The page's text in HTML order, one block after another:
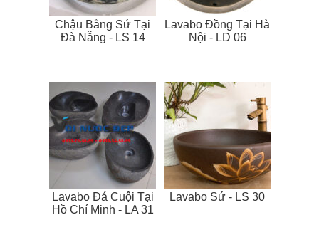
Chậu Bằng Sứ Tại
Đà Nẵng - LS 14
Lavabo Đồng Tại Hà
Nội - LD 06
Lavabo Đá Cuội Tại
Hồ Chí Minh - LA 31
Lavabo Sứ - LS 30